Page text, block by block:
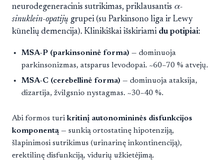
neurodegeneracinis sutrikimas, priklausantis α-
sinuklein-opatijų grupei (su Parkinsono liga ir Lewy
kūnelių demencija). Klinikiškai išskiriami du potipiai:
MSA-P (parkinsoninė forma) — dominuoja
parkinsonizmas, atsparus levodopai. ~60–70 % atvejų.
MSA-C (cerebellinė forma) — dominuoja ataksija,
dizartija, žvilgsnio nystagmas. ~30–40 %.
Abi formos turi kritinį autonomininės disfunkcijos
komponentą — sunkią ortostatinę hipotenziją,
šlapinimosi sutrikimus (urinarinę inkontinenciją),
erektilinę disfunkciją, vidurių užkietėjimą.